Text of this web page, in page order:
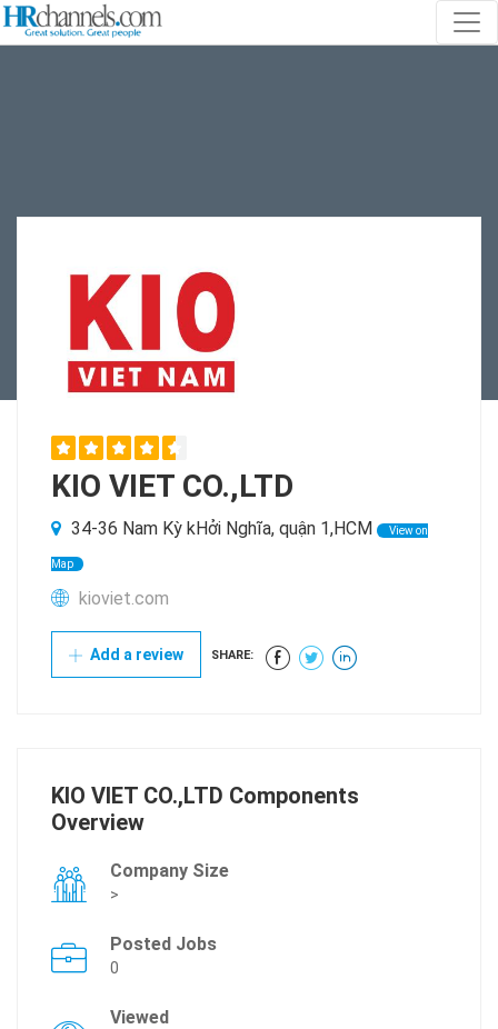
KIO VIET CO.,LTD
34-36 Nam Kỳ kHởi Nghĩa, quận 1,HCM View on
Map
kioviet.com
Add a review SHARE:
KIO VIET CO.,LTD Components
Overview
Company Size
>
Posted Jobs
0
Viewed